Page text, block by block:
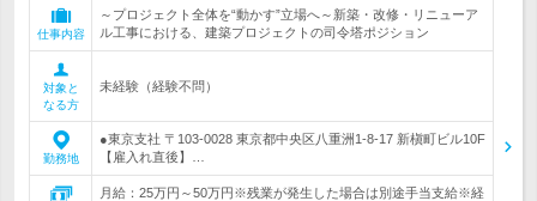
仕事内容
～プロジェクト全体を“動かす”立場へ～新築・改修・リニューア
ル工事における、建築プロジェクトの司令塔ポジション
対象と
なる方
未経験（経験不問）
勤務地
●東京支社 〒103-0028 東京都中央区八重洲1-8-17 新槇町ビル10F
【雇入れ直後】…
月給：25万円～50万円※残業が発生した場合は別途手当支給※経